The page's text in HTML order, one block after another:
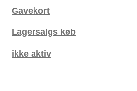
Gavekort
Lagersalgs køb
ikke aktiv